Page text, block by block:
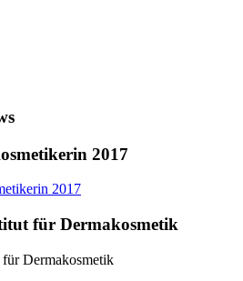
2017
für Dermakosmetik